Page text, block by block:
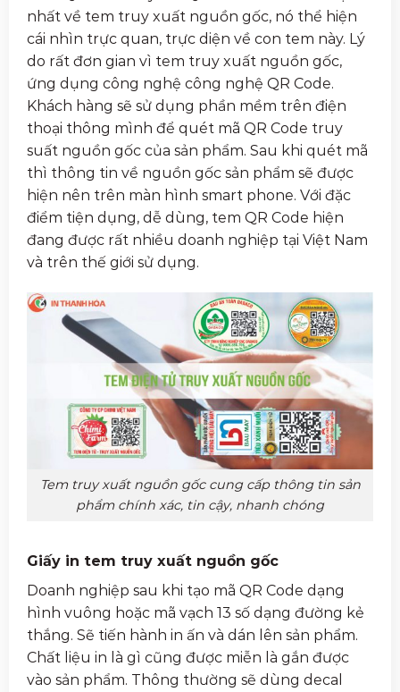
nhất về tem truy xuất nguồn gốc, nó thể hiện
cái nhìn trực quan, trực diện về con tem này. Lý
do rất đơn gian vì tem truy xuất nguồn gốc,
ứng dụng công nghệ công nghệ QR Code.
Khách hàng sẽ sử dụng phần mềm trên điện
thoại thông mình để quét mã QR Code truy
suất nguồn gốc của sản phẩm. Sau khi quét mã
thì thông tin về nguồn gốc sản phẩm sẽ được
hiện nên trên màn hình smart phone. Với đặc
điểm tiện dụng, dễ dùng, tem QR Code hiện
đang được rất nhiều doanh nghiệp tại Việt Nam
và trên thế giới sử dụng.
Tem truy xuất nguồn gốc cung cấp thông tin sản
phẩm chính xác, tin cậy, nhanh chóng
Giấy in tem truy xuất nguồn gốc
Doanh nghiệp sau khi tạo mã QR Code dạng
hình vuông hoặc mã vạch 13 số dạng đường kẻ
thắng. Sẽ tiến hành in ấn và dán lên sản phẩm.
Chất liệu in là gì cũng được miễn là gắn được
vào sản phẩm. Thông thường sẽ dùng decal